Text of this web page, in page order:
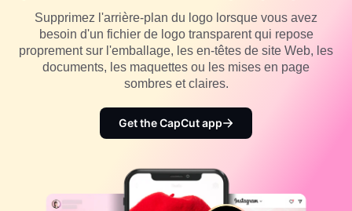
CapCut Pad
CapCut sur mobile
Dreamina IA
Générateur de vidéos IA
Générateur d'images IA
Dreamina Seedance 2.5
Nano Banana Pro
Gemini Omni
Éditeur et générateur d'images
Éditeur et générateur de voix
Réseaux sociaux
Plus
Modèles de calendrier
Modèles pour anniversaire
Initiatives
Affilié(e)s
Programme pour les pionniers et pionnières
Programme pour les partenaires créatifs
Supprimez l'arrière-plan du logo lorsque vous avez
besoin d'un fichier de logo transparent qui repose
proprement sur l'emballage, les en-têtes de site Web, les
documents, les maquettes ou les mises en page
sombres et claires.
Get the CapCut app